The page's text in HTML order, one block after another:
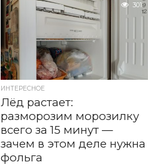
301
ИНТЕРЕСНОЕ
Лёд растает:
разморозим морозилку
всего за 15 минут —
зачем в этом деле нужна
фольга